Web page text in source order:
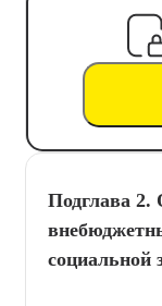
Подглава 2.
социальной